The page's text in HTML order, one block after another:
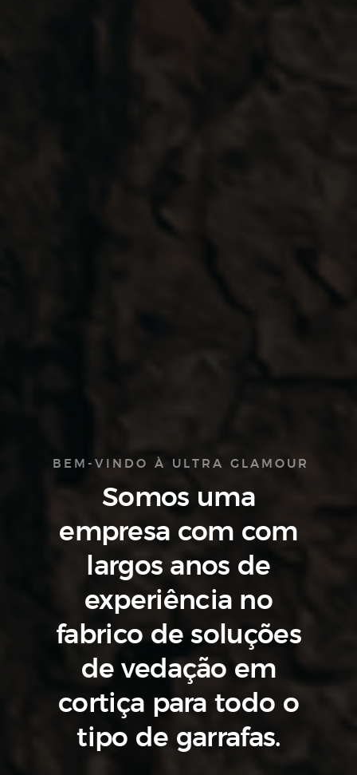
BEM-VINDO À ULTRA GLAMOUR
Somos uma
empresa com com
largos anos de
experiência no
fabrico de soluções
de vedação em
cortiça para todo o
tipo de garrafas.